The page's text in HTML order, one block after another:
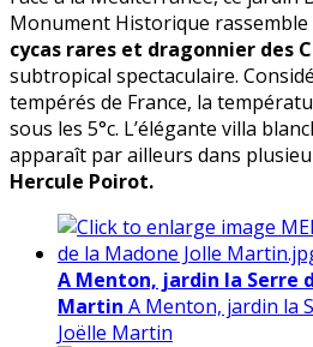
Monument Historique rassemble
cycas rares et dragonnier des
subtropical spectaculaire.
tempérés de France, la
sous les 5°c. L’élégante villa
apparaît par ailleurs dans
Hercule Poirot.
A Menton, jardin la Serre
Martin A Menton, jardin la
Joëlle Martin